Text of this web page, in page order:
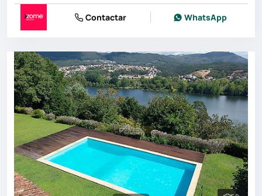
Contactar WhatsApp